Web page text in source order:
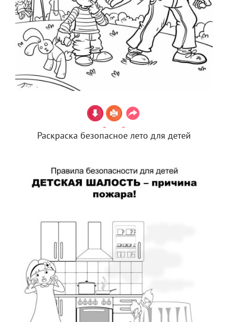
Раскраска безопасное лето для детей